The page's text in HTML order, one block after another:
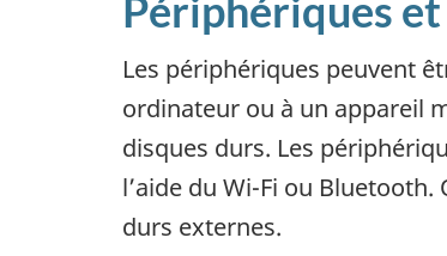
Périphériques
Les périphériques peuvent
ordinateur ou à un appareil
disques durs. Les
l’aide du Wi-Fi ou
durs externes.